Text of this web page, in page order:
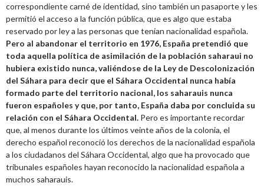
correspondiente carné de identidad, sino también un pasaporte y les
permitió el acceso a la función pública, que es algo que estaba
reservado por ley a las personas que tenían nacionalidad española.
Pero al abandonar el territorio en 1976, España pretendió que
toda aquella política de asimilación de la población saharaui no
hubiera existido nunca, valiéndose de la Ley de Descolonización
del Sáhara para decir que el Sáhara Occidental nunca había
formado parte del territorio nacional, los saharauis nunca
fueron españoles y que, por tanto, España daba por concluida su
relación con el Sáhara Occidental. Pero es importante recordar
que, al menos durante los últimos veinte años de la colonia, el
derecho español reconoció los derechos de la nacionalidad española
a los ciudadanos del Sáhara Occidental, algo que ha provocado que
tribunales españoles hayan reconocido la nacionalidad española a
muchos saharauis.